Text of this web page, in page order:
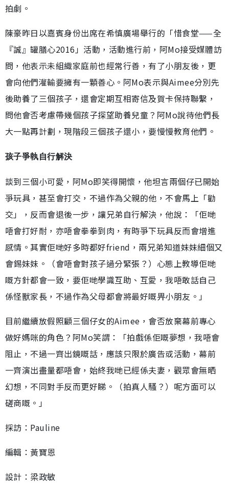
拍劇。
陳豪昨日以嘉賓身份出席在希慎廣場舉行的「惜食堂——全
『誠』罐膳心2016」活動，活動進行前，阿Mo接受媒體訪
問，他表示未組織家庭前也經常行善，有了小朋友後，更
會向他們灌輸要擁有一顆善心。阿Mo表示與Aimee分別先
後助養了三個孩子，還會定期互相寄信及賀卡保持聯繫，
問他會否考慮帶幾個孩子探望助養兒童？阿Mo說待他們長
大一點再計劃，現階段三個孩子還小，要慢慢教育他們。
孩子爭執自行解決
談到三個小可愛，阿Mo即笑得開懷，他坦言兩個仔已開始
爭玩具，甚至會打交，不過作為父親的他，不會馬上「勸
交」，反而會退後一步，讓兄弟自行解決，他說：「佢哋
唔會打好耐，亦唔會拳拳到肉，有時爭下玩具反而會增進
感情。其實佢哋好多時都好friend，兩兄弟知道妹妹細個又
會錫妹妹。（會唔會對孩子過分緊張？）心態上教導佢哋
嘅方針都會一致，要佢哋學識互助、互愛，我唔敢話自己
係怪獸家長，不過作為父母都會將最好嘅畀小朋友。」
目前繼續放假照顧三個仔女的Aimee，會否放棄幕前專心
做好媽咪的角色？阿Mo笑謂：「拍戲係佢嘅夢想，我唔會
阻止，不過一齊出鏡嘅話，應該只限於廣告或活動，幕前
一齊演出盡量都唔會，始終我哋已經係夫妻，觀眾會無晒
幻想，不同對手反而更好睇。（拍真人騷？）呢方面可以
磋商嘅。」
採訪：Pauline
編輯：黃寶恩
設計：梁政敏